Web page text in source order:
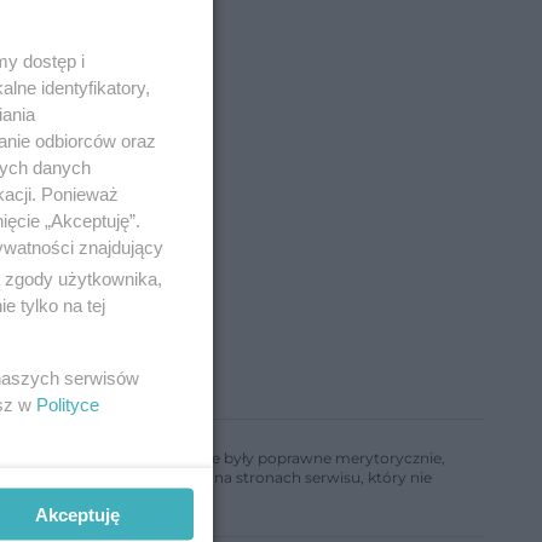
informacje w nim zawarte były poprawne merytorycznie,
informacji zamieszczonych na stronach serwisu, który nie
dostęp i
identyfikatory,
odbiorców oraz
danych
Ponieważ
„Akceptuję”.
znajdujący
użytkownika,
tylko na tej
serwisów
w Polityce
Akceptuję